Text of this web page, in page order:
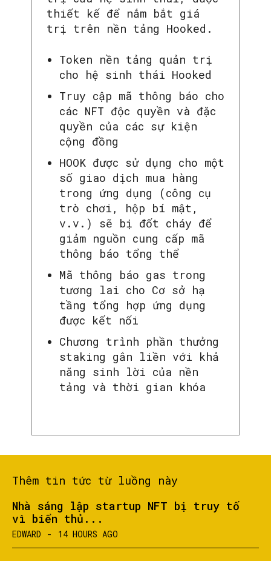
thiết kế để nắm bắt giá
trị trên nền tảng Hooked.
Token nền tảng quản trị
cho hệ sinh thái Hooked
Truy cập mã thông báo cho
các NFT độc quyền và đặc
quyền của các sự kiện
cộng đồng
HOOK được sử dụng cho một
số giao dịch mua hàng
trong ứng dụng (công cụ
trò chơi, hộp bí mật,
v.v.) sẽ bị đốt cháy để
giảm nguồn cung cấp mã
thông báo tổng thể
Mã thông báo gas trong
tương lai cho Cơ sở hạ
tầng tổng hợp ứng dụng
được kết nối
Chương trình phần thưởng
staking gắn liền với khả
năng sinh lời của nền
tảng và thời gian khóa
Thêm tin tức từ luồng này
Nhà sáng lập startup NFT bị truy tố
vì biển thủ...
EDWARD - 14 HOURS AGO